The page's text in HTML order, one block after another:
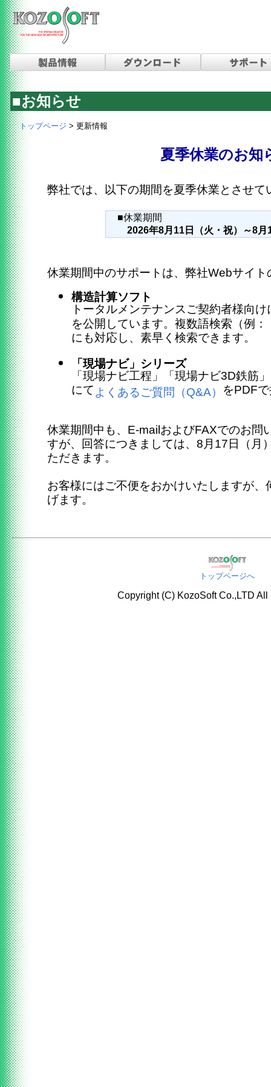
■お知らせ
トップページ > 更新情報
夏季休業のお知
弊社では、以下の期間を夏季休業とさせて
■休業期間
2026年8月11日（火・祝）～8月
休業期間中のサポートは、弊社Webサイ
構造計算ソフト
トータルメンテナンスご契約者様向け
を公開しています。複数語検索（例
にも対応し、素早く検索できます。
「現場ナビ」シリーズ
「現場ナビ工程」「現場ナビ3D鉄筋
にてよくあるご質問（Q&A） をPDF
休業期間中も、E-mailおよびFAXでのお問
すが、回答につきましては、8月17日（月
ただきます。
お客様にはご不便をおかけいたしますが
げます。
トップページへ
Copyright (C) KozoSoft Co.,LTD All